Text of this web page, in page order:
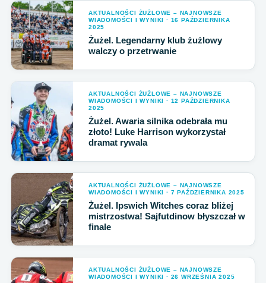
AKTUALNOŚCI ŻUŻLOWE – NAJNOWSZE
WIADOMOŚCI I WYNIKI · 16 PAŹDZIERNIKA
2025
Żużel. Legendarny klub żużlowy
walczy o przetrwanie
AKTUALNOŚCI ŻUŻLOWE – NAJNOWSZE
WIADOMOŚCI I WYNIKI · 12 PAŹDZIERNIKA
2025
Żużel. Awaria silnika odebrała mu
złoto! Luke Harrison wykorzystał
dramat rywala
AKTUALNOŚCI ŻUŻLOWE – NAJNOWSZE
WIADOMOŚCI I WYNIKI · 7 PAŹDZIERNIKA 2025
Żużel. Ipswich Witches coraz bliżej
mistrzostwa! Sajfutdinow błyszczał w
finale
AKTUALNOŚCI ŻUŻLOWE – NAJNOWSZE
WIADOMOŚCI I WYNIKI · 26 WRZEŚNIA 2025